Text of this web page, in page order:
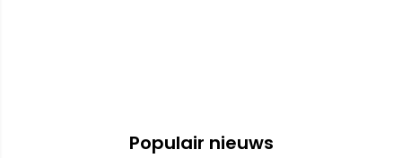
Populair nieuws